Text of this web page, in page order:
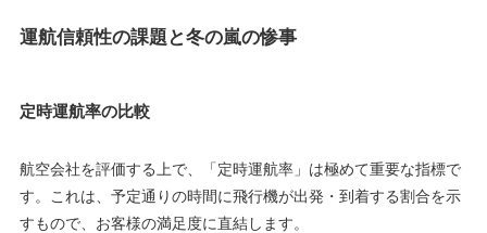
運航信頼性の課題と冬の嵐の惨事
定時運航率の比較
航空会社を評価する上で、「定時運航率」は極めて重要な指標で
す。これは、予定通りの時間に飛行機が出発・到着する割合を示
すもので、お客様の満足度に直結します。